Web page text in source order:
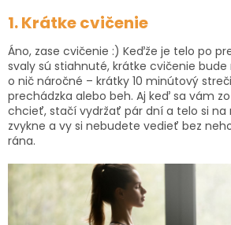
1. Krátke cvičenie
Áno, zase cvičenie :) Keďže je telo po
svaly sú stiahnuté, krátke cvičenie
o nič náročné – krátky 10 minútový
prechádzka alebo beh. Aj keď sa vám
chcieť, stačí vydržať pár dní a telo si na
zvykne a vy si nebudete vedieť bez
rána.